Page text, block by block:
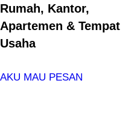
Rumah, Kantor,
Apartemen & Tempat
Usaha
AKU MAU PESAN